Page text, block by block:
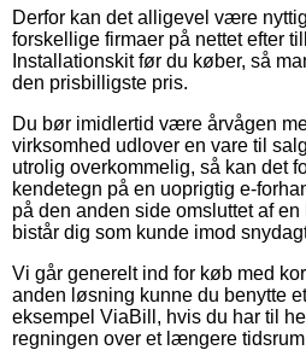
Derfor kan det alligevel være
forskellige firmaer på nettet efter
Installationskit før du køber, så
den prisbilligste pris.
Du bør imidlertid være årvågen
virksomhed udlover en vare til
utrolig overkommelig, så kan det
kendetegn på en uoprigtig e-
på den anden side omsluttet af
bistår dig som kunde imod
Vi går generelt ind for køb med
anden løsning kunne du benytte
eksempel ViaBill, hvis du har til
regningen over et længere